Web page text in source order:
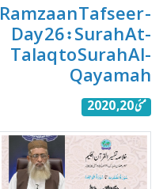
Ramzaan Tafseer -
Day 26 : Surah At-
Talaq to Surah Al-
Qayamah
مئی 20, 2020